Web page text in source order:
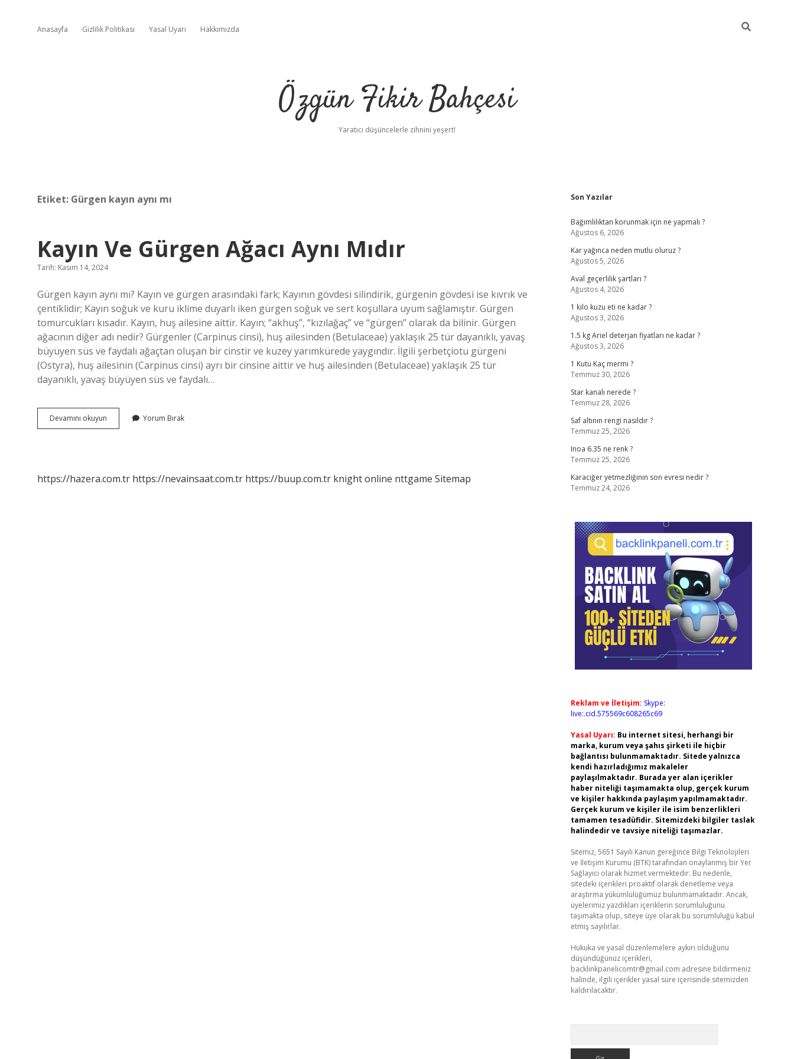
Anasayfa Gizlilik Politikası Yasal Uyarı Hakkımızda
Özgün Fikir Bahçesi
Yaratıcı düşüncelerle zihnini yeşert!
Etiket: Gürgen kayın aynı mı
Kayın Ve Gürgen Ağacı Aynı Mıdır
Tarih: Kasım 14, 2024
Gürgen kayın aynı mı? Kayın ve gürgen arasındaki fark; Kayının gövdesi silindirik, gürgenin gövdesi ise kıvrık ve
çentiklidir; Kayın soğuk ve kuru iklime duyarlı iken gürgen soğuk ve sert koşullara uyum sağlamıştır. Gürgen
tomurcukları kısadır. Kayın, huş ailesine aittir. Kayın; “akhuş”, “kızılağaç” ve “gürgen” olarak da bilinir. Gürgen
ağacının diğer adı nedir? Gürgenler (Carpinus cinsi), huş ailesinden (Betulaceae) yaklaşık 25 tür dayanıklı, yavaş
büyüyen süs ve faydalı ağaçtan oluşan bir cinstir ve kuzey yarımkürede yaygındır. İlgili şerbetçiotu gürgeni
(Ostyra), huş ailesinin (Carpinus cinsi) ayrı bir cinsine aittir ve huş ailesinden (Betulaceae) yaklaşık 25 tür
dayanıklı, yavaş büyüyen süs ve faydalı…
Devamını okuyun
Ve
Yorum Bırak
https://hazera.com.tr https://nevainsaat.com.tr https://buup.com.tr knight online nttgame Sitemap
Sidebar
Son Yazılar
Bağımlılıktan korunmak için ne yapmalı ?
Ağustos 6, 2026
Kar yağınca neden mutlu oluruz ?
Ağustos 5, 2026
Aval geçerlilik şartları ?
Ağustos 4, 2026
1 kilo kuzu eti ne kadar ?
Ağustos 3, 2026
1.5 kg Ariel deterjan fiyatları ne kadar ?
Ağustos 3, 2026
1 Kutu Kaç mermi ?
Temmuz 30, 2026
Star kanalı nerede ?
Temmuz 28, 2026
Saf altının rengi nasıldır ?
Temmuz 25, 2026
Inoa 6.35 ne renk ?
Temmuz 25, 2026
Karaciğer yetmezliğinin son evresi nedir ?
Temmuz 24, 2026
Reklam ve İletişim: Skype:
live:.cid.575569c608265c69
Yasal Uyarı: Bu internet sitesi, herhangi bir
marka, kurum veya şahıs şirketi ile hiçbir
bağlantısı bulunmamaktadır. Sitede yalnızca
kendi hazırladığımız makaleler
paylaşılmaktadır. Burada yer alan içerikler
haber niteliği taşımamakta olup, gerçek kurum
ve kişiler hakkında paylaşım yapılmamaktadır.
Gerçek kurum ve kişiler ile isim benzerlikleri
tamamen tesadüfidir. Sitemizdeki bilgiler taslak
halindedir ve tavsiye niteliği taşımazlar.
Sitemiz, 5651 Sayılı Kanun gereğince Bilgi Teknolojileri
ve İletişim Kurumu (BTK) tarafından onaylanmış bir Yer
Sağlayıcı olarak hizmet vermektedir. Bu nedenle,
sitedeki içerikleri proaktif olarak denetleme veya
araştırma yükümlülüğümüz bulunmamaktadır. Ancak,
üyelerimiz yazdıkları içeriklerin sorumluluğunu
taşımakta olup, siteye üye olarak bu sorumluluğu kabul
etmiş sayılırlar.
Hukuka ve yasal düzenlemelere aykırı olduğunu
düşündüğünüz içerikleri,
backlinkpanelicomtr@gmail.com adresine bildirmeniz
halinde, ilgili içerikler yasal süre içerisinde sitemizden
kaldırılacaktır.